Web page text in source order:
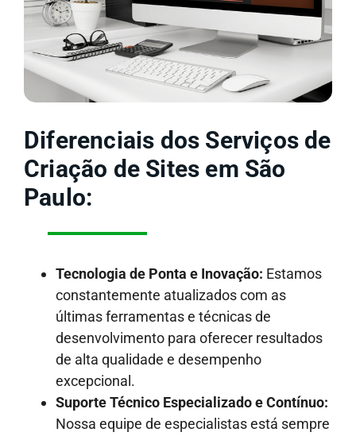
Diferenciais dos Serviços de
Criação de Sites em São
Paulo:
Tecnologia de Ponta e Inovação: Estamos
constantemente atualizados com as
últimas ferramentas e técnicas de
desenvolvimento para oferecer resultados
de alta qualidade e desempenho
excepcional.
Suporte Técnico Especializado e Contínuo:
Nossa equipe de especialistas está sempre